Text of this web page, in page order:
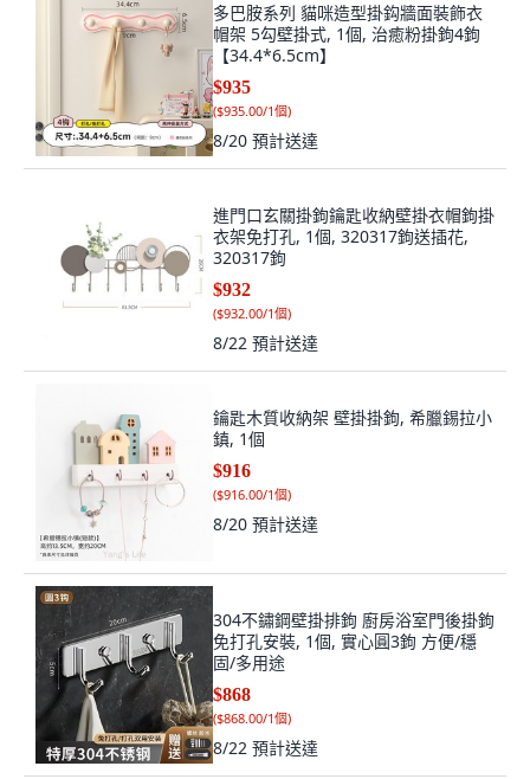
多巴胺系列 貓咪造型掛鈎牆面裝飾衣
帽架 5勾壁掛式, 1個, 治癒粉掛鉤4鉤
【34.4*6.5cm】
$935
($935.00/1個)
8/20 預計送達
進門口玄關掛鉤鑰匙收納壁掛衣帽鉤掛
衣架免打孔, 1個, 320317鉤送插花,
320317鉤
$932
($932.00/1個)
8/22 預計送達
鑰匙木質收納架 壁掛掛鉤, 希臘錫拉小
鎮, 1個
$916
($916.00/1個)
8/20 預計送達
304不鏽鋼壁掛排鉤 廚房浴室門後掛鉤
免打孔安裝, 1個, 實心圓3鉤 方便/穩
固/多用途
$868
($868.00/1個)
8/22 預計送達